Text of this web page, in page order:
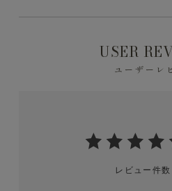
い。漂白剤は絶対に使用しない
USER
ユーザーレ
レビュー件数